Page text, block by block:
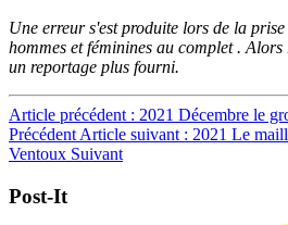
Une erreur s'est produite lors de la
hommes et féminines au complet .
un reportage plus fourni.
Article précédent : 2021 Décembre le
Précédent Article suivant : 2021 Le
Ventoux Suivant
Post-It